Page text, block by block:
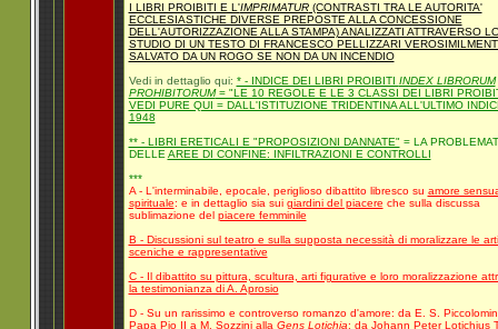
I LIBRI PROIBITI E L'IMPRIMATUR(CONTRASTI TRA LE AUTORITA'
ECCLESIASTICHE DIVERSE PREPOSTE ALLA CONCESSIONE
DELL'AUTORIZZAZIONE ALLA STAMPA) ANALIZZATI ATTRAVERSO
STUDIO DI UN TESTO DI FRANCESCO PELLIZZARI
SALVATO DA UN ROGO SE NON DA UN INCENDIO
Vedi in dettaglio qui: * - INDICE DEI LIBRI PROIBITI INDEX LIBRORUM
PROHIBITORUM= "LE 10 REGOLE E LE 3 CLASSI DEI LIBRI
VEDI PURE QUI = DALL'ISTITUZIONE TRIDENTINA ALL'ULTIMO
1948
** - LIBRI ERETICALI E "PROPOSIZIONI DANNATE"= LA
DELLE AREE DI CONFINE: INFILTRAZIONI E CONTROLLI
***
A - L'interminabile, epocale, periglioso dibattito libresco su amore
spirituale: e in dettaglio sia sui giardini del piacere che sulla discussa
sublimazione del piacere femminile
B - Discussioni sul teatro e sulla supposta necessità di moralizzare le arti
sceniche e rappresentative
C - Il dibattito su pittura, scultura, arti figurative e loro moralizzazione
la testimonianza di A. Aprosio
D - Su un rarissimo e controverso romanzo d'amore: da E. S.
Papa Pio II a M. Sozzini alla Gens Lotichia: da Johann Peter Lotichius